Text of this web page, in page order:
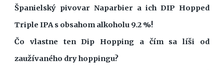
Španielský pivovar Naparbier a ich DIP Hopped
Triple IPA s obsahom alkoholu 9.2 %!
Čo vlastne ten Dip Hopping a čím sa líši od
zaužívaného dry hoppingu?